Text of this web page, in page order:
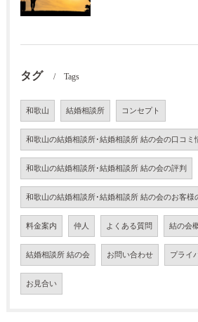
タグ Tags
和歌山 結婚相談所 コンセプト
和歌山の結婚相談所･結婚相談所 結の会の口コミ
和歌山の結婚相談所･結婚相談所 結の会の評判
和歌山の結婚相談所･結婚相談所 結の会のお客様
料金案内 仲人 よくある質問 結の会
結婚相談所 結の会 お問い合わせ プライ
お見合い